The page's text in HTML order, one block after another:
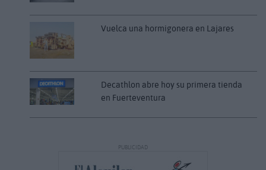
Vuelca una hormigonera en Lajares
Decathlon abre hoy su primera tienda
en Fuerteventura
PUBLICIDAD